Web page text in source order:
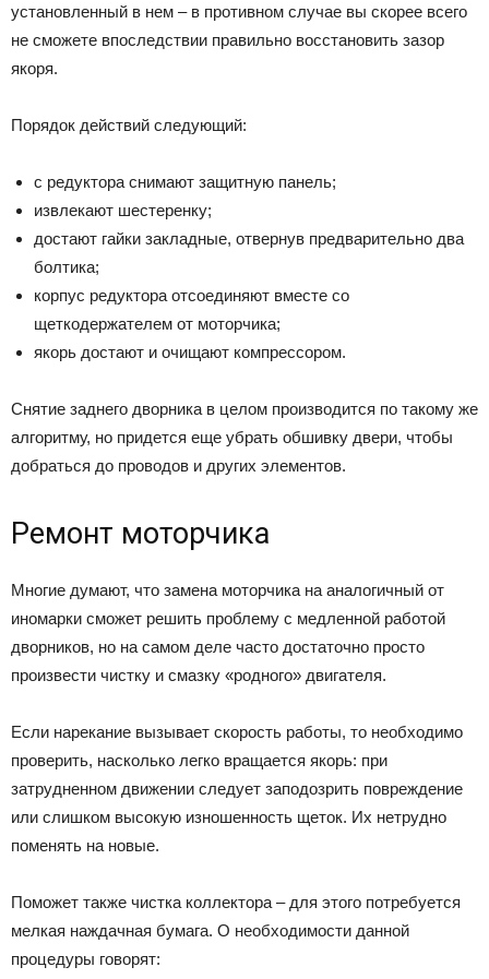
установленный в нем – в противном случае вы скорее всего
не сможете впоследствии правильно восстановить зазор
якоря.
Порядок действий следующий:
с редуктора снимают защитную панель;
извлекают шестеренку;
достают гайки закладные, отвернув предварительно два
болтика;
корпус редуктора отсоединяют вместе со
щеткодержателем от моторчика;
якорь достают и очищают компрессором.
Снятие заднего дворника в целом производится по такому же
алгоритму, но придется еще убрать обшивку двери, чтобы
добраться до проводов и других элементов.
Ремонт моторчика
Многие думают, что замена моторчика на аналогичный от
иномарки сможет решить проблему с медленной работой
дворников, но на самом деле часто достаточно просто
произвести чистку и смазку «родного» двигателя.
Если нарекание вызывает скорость работы, то необходимо
проверить, насколько легко вращается якорь: при
затрудненном движении следует заподозрить повреждение
или слишком высокую изношенность щеток. Их нетрудно
поменять на новые.
Поможет также чистка коллектора – для этого потребуется
мелкая наждачная бумага. О необходимости данной
процедуры говорят: